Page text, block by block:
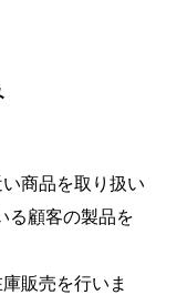
商品を取り扱い
る顧客の製品を
販売を行いま